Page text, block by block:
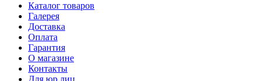
Каталог товаров
Галерея
Доставка
Оплата
Гарантия
О магазине
Контакты
Для юр.лиц